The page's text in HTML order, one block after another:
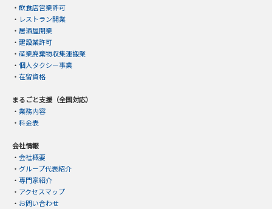
・ 飲食店営業許可
・ レストラン開業
・ 居酒屋開業
・ 建設業許可
・ 産業廃棄物収集運搬業
・ 個人タクシー事業
・ 在留資格
まるごと支援（全国対応）
・ 業務内容
・ 料金表
会社情報
・ 会社概要
・ グループ代表紹介
・ 専門家紹介
・ アクセスマップ
・ お問い合わせ